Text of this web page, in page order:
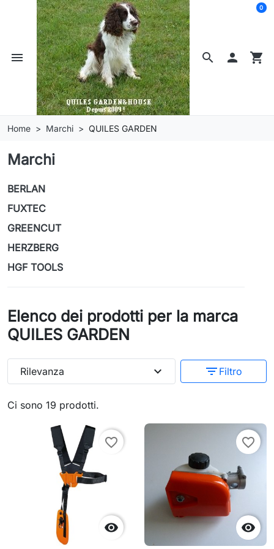
search
menu  shopping_cart
0
Home Marchi QUILES GARDEN
Marchi
BERLAN
FUXTEC
GREENCUT
HERZBERG
HGF TOOLS
Elenco dei prodotti per la marca
QUILES GARDEN
Ci sono 19 prodotti.
Rilevanza expand_more filter_list Filtro

favorite_border

favorite_border